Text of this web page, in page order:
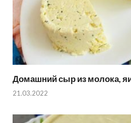
Домашний сыр из молока,
21.03.2022